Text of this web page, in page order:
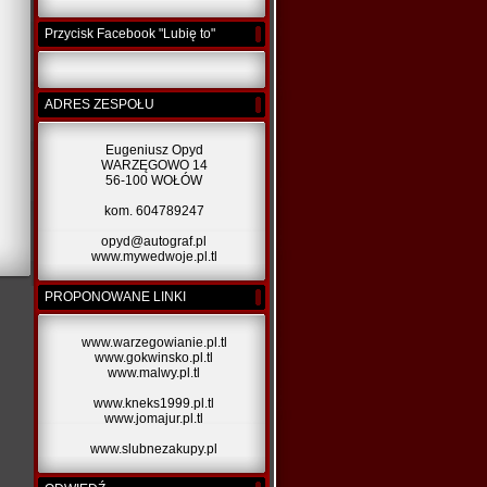
Przycisk Facebook "Lubię to"
ADRES ZESPOŁU
Eugeniusz Opyd
WARZĘGOWO 14
56-100 WOŁÓW
kom. 604789247
opyd@autograf.pl
www.mywedwoje.pl.tl
PROPONOWANE LINKI
www.warzegowianie.pl.tl
www.gokwinsko.pl.tl
www.malwy.pl.tl
www.kneks1999.pl.tl
www.jomajur.pl.tl
www.slubnezakupy.pl